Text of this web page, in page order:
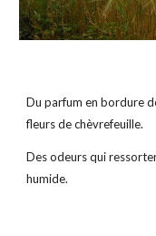
Du parfum en bordure
fleurs de chèvrefeuille.
Des odeurs qui
humide.